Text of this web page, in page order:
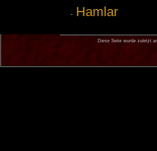
Hamlar
Diese Seite wurde zuletzt